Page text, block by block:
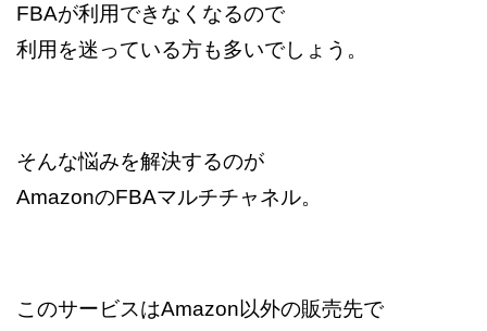
FBAが利用できなくなるので
利用を迷っている方も多いでしょう。
そんな悩みを解決するのが
AmazonのFBAマルチチャネル。
このサービスはAmazon以外の販売先で